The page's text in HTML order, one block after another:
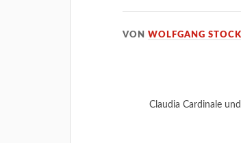
VONWOLFGANG STOCK
Claudia Cardinale